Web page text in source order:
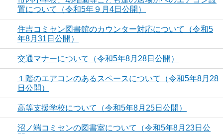
置について（令和5年９月4日公開）
住吉コミセン図書館のカウンター対応について（令和5
年8月31日公開）
交通マナーについて（令和5年8月28日公開）
１階のエアコンのあるスペースについて（令和5年8月28
日公開）
高等支援学校について（令和5年8月25日公開）
沼ノ端コミセンの図書室について（令和5年8月23日公